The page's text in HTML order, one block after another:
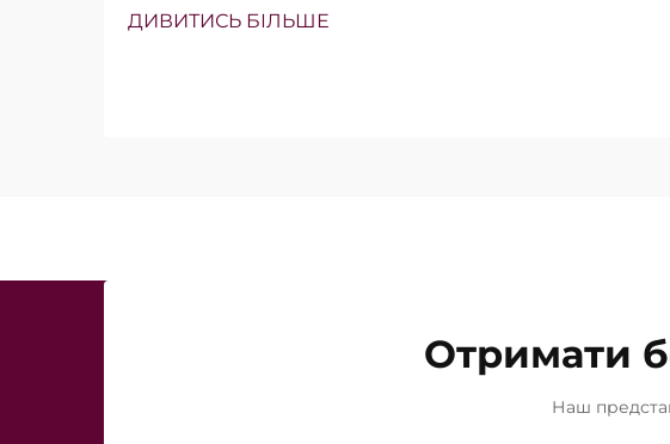
Проте справжнє питання полягає не просто в
ДИВИТИСЬ БІЛЬШЕ
Отримати
Наш